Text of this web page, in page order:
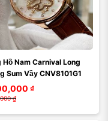
Hồ Nam Carnival Long
Sum Vầy CNV8101G1
₫
₫
Màu mặt:
Xóa